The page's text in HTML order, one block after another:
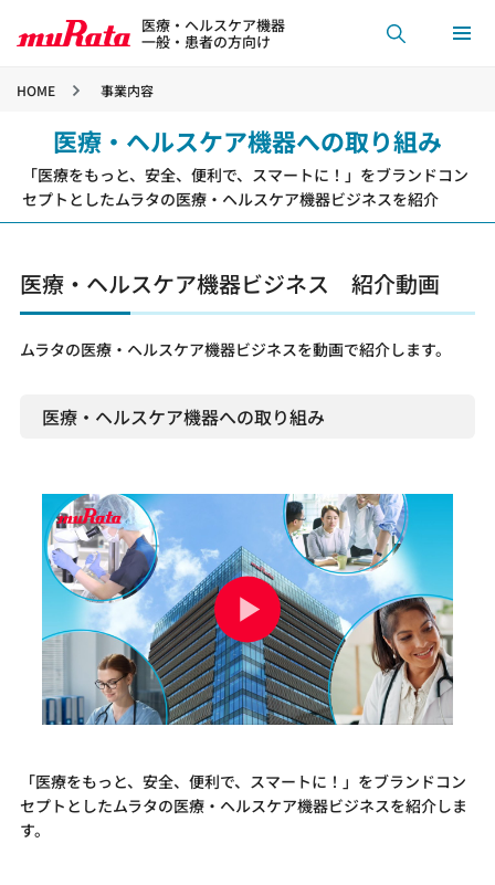
医療・ヘルスケア機器
一般・患者の方向け
HOME 事業内容
医療・ヘルスケア機器への取り組み
「医療をもっと、安全、便利で、スマートに！」をブランドコン
セプトとしたムラタの医療・ヘルスケア機器ビジネスを紹介
医療・ヘルスケア機器ビジネス 紹介動画
ムラタの医療・ヘルスケア機器ビジネスを動画で紹介します。
医療・ヘルスケア機器への取り組み
「医療をもっと、安全、便利で、スマートに！」をブランドコン
セプトとしたムラタの医療・ヘルスケア機器ビジネスを紹介しま
す。